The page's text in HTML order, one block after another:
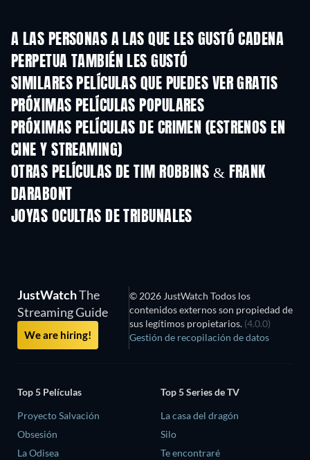
A LAS PERSONAS A LAS QUE LES GUSTÓ CADENA
PERPETUA TAMBIÉN LES GUSTÓ
SIMILARES PELÍCULAS QUE PUEDES VER GRATIS
PRÓXIMAS PELÍCULAS POPULARES
PRÓXIMAS PELÍCULAS DE CRIMEN (ESTRENOS EN
CINE Y STREAMING)
OTRAS PELÍCULAS DE TIM ROBBINS & FRANK
DARABONT
JOYAS OCULTAS DE TRIBUNALES
JustWatchThe
Streaming Guide
We are hiring!
© 2026 JustWatch Todos los
contenidos externos son propiedad de
sus legítimos propietarios. (4.0.0)
Gestión de recopilación de datos
Top 5 Películas
Proyecto Salvación
Obsesión
La Odisea
Top 5 Series de TV
La casa del dragón
Silo
Te encontraré